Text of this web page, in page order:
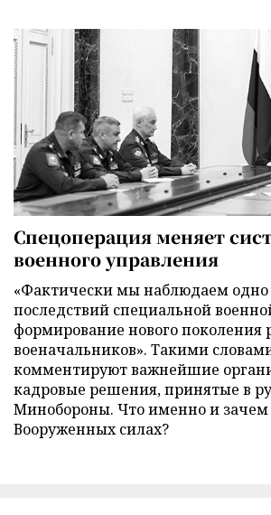
Спецоперация меняет
военного управления
«Фактически мы наблюдаем
последствий специальной
формирование нового поколения
военачальников». Такими
комментируют важнейшие
кадровые решения, принятые в
Минобороны. Что именно и зачем
Вооруженных силах?